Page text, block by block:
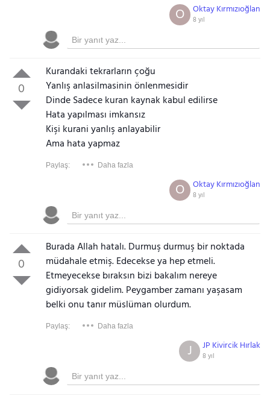
Oktay Kırmızıoğlan
8 yıl
O
0
Kurandaki tekrarların çoğu
Yanlış anlasilmasinin önlenmesidir
Dinde Sadece kuran kaynak kabul edilirse
Hata yapılması imkansız
Kişi kurani yanlış anlayabilir
Ama hata yapmaz
Paylaş: Daha fazla
Oktay Kırmızıoğlan
8 yıl
O
0
Burada Allah hatalı. Durmuş durmuş bir noktada
müdahale etmiş. Edecekse ya hep etmeli.
Etmeyecekse bıraksın bizi bakalım nereye
gidiyorsak gidelim. Peygamber zamanı yaşasam
belki onu tanır müslüman olurdum.
Paylaş: Daha fazla
JP Kivircik Hırlak
8 yıl
J